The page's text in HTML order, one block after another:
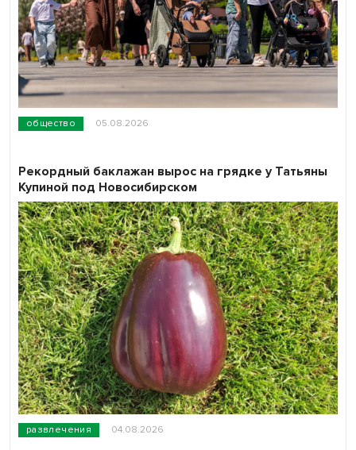
общество 05.08.2026
развлечения 04.08.2026
Рекордный баклажан вырос на грядке у Татьяны
Купиной под Новосибирском